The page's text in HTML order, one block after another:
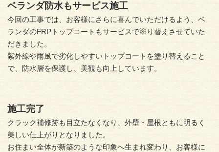
ベランダ防水もサービス施工
今回の工事では、お客様にさらに喜んでいただけるよう、ベ
ランダのFRPトップコートもサービスで塗り替えさせていた
だきました。
紫外線や雨風で劣化しやすいトップコートを塗り替えること
で、防水層を保護し、美観も向上しています。
施工完了
クラック補修跡も目立たなくなり、外壁・屋根ともに明るく
美しい仕上がりとなりました。
お住まい全体が新築のような印象へ生まれ変わり、お客様に